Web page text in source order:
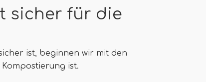
sicher für die
ist, beginnen wir mit den
ist.